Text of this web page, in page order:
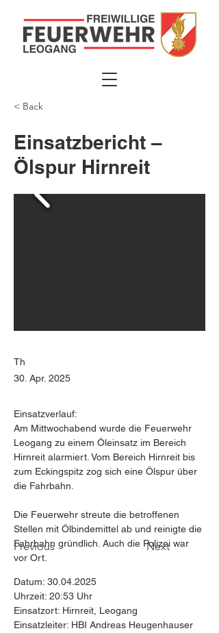
< Back
Einsatzbericht –
Ölspur Hirnreit
Th
30. Apr. 2025
Previous Next
Einsatzverlauf:
Am Mittwochabend wurde die Feuerwehr
Leogang zu einem Öleinsatz im Bereich
Hirnreit alarmiert. Vom Bereich Hirnreit bis
zum Eckingspitz zog sich eine Ölspur über
die Fahrbahn.
Die Feuerwehr streute die betroffenen
Stellen mit Ölbindemittel ab und reinigte die
Fahrbahn gründlich. Auch die Polizei war
vor Ort.
Datum: 30.04.2025
Uhrzeit: 20:53 Uhr
Einsatzort: Hirnreit, Leogang
Einsatzleiter: HBI Andreas Heugenhauser